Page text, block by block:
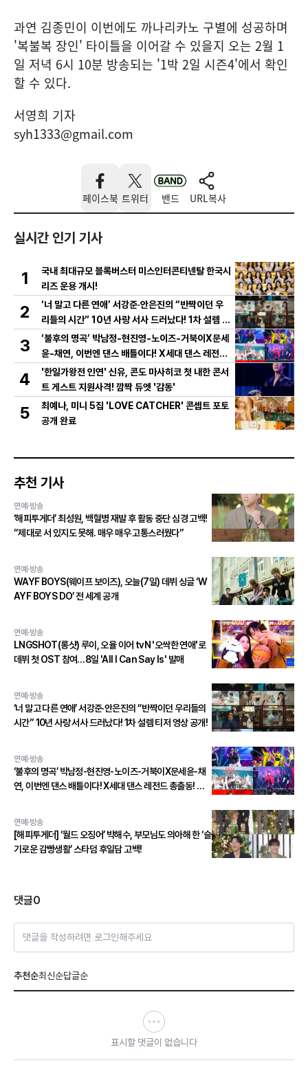
과연 김종민이 이번에도 까나리카노 구별에 성공하며
'복불복 장인' 타이틀을 이어갈 수 있을지 오는 2월 1
일 저녁 6시 10분 방송되는 '1박 2일 시즌4'에서 확인
할 수 있다.
서영희 기자
syh1333@gmail.com
페이스북 트위터 밴드 URL복사
실시간 인기 기사
1
국내 최대규모 블록버스터 미스인터콘티넨탈 한국시
리즈 운용 개시!
2
‘너 말고 다른 연애’ 서강준·안은진의 “반짝이던 우
리들의 시간” 10년 사랑 서사 드러났다! 1차 설렘 티
저 영상 공개!
3
‘불후의 명곡’ 박남정-현진영-노이즈-거북이X문세
윤-채연, 이번엔 댄스 배틀이다! X세대 댄스 레전드
총출동! 댄스 본능 깨운다!
4
'한일가왕전 인연' 신유, 콘도 마사히코 첫 내한 콘서
트 게스트 지원사격! 깜짝 듀엣 '감동'
5
최예나, 미니 5집 'LOVE CATCHER' 콘셉트 포토
공개 완료
추천 기사
연예·방송
‘해피투게더’ 최성원, 백혈병 재발 후 활동 중단 심경 고백!
“제대로 서 있지도 못해. 매우 매우 고통스러웠다”
연예·방송
WAYF BOYS(웨이프 보이즈), 오늘(7일) 데뷔 싱글 ‘W
AYF BOYS DO’ 전 세계 공개
연예·방송
LNGSHOT(롱샷) 루이, 오율 이어 tvN '오싹한 연애'로
데뷔 첫 OST 참여…8일 'All I Can Say Is' 발매
연예·방송
‘너 말고 다른 연애’ 서강준·안은진의 “반짝이던 우리들의
시간” 10년 사랑 서사 드러났다! 1차 설렘 티저 영상 공개!
연예·방송
‘불후의 명곡’ 박남정-현진영-노이즈-거북이X문세윤-채
연, 이번엔 댄스 배틀이다! X세대 댄스 레전드 총출동! 댄
연예·방송
[해피투게더] ‘월드 오징어’ 박해수, 부모님도 의아해 한 ‘슬
기로운 감빵생활’ 스타덤 후일담 고백!
댓글0
댓글을 작성하려면 로그인해주세요
추천순최신순답글순
표시할 댓글이 없습니다